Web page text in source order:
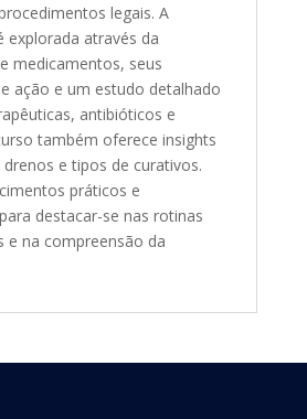
legais. A
explorada através da
medicamentos, seus
ação e um estudo detalhado
antibióticos e
também oferece insights
e tipos de curativos.
práticos e
destacar-se nas rotinas
e na compreensão da